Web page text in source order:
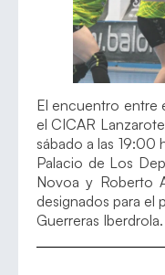
El encuentro entre
el CICAR
sábado a las 19:00
Palacio de Los
Novoa y Roberto
designados para el
Guerreras Iberdrola.